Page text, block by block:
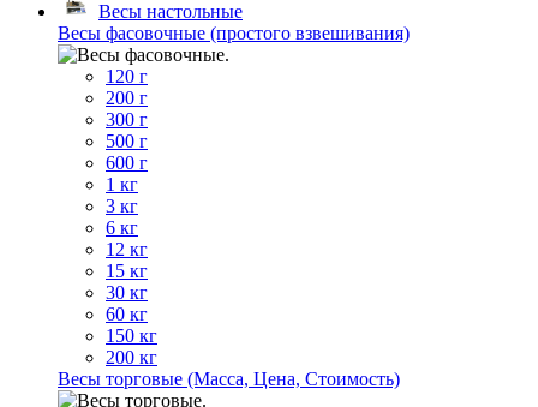
Весы настольные
Весы фасовочные (простого взвешивания)
120 г
200 г
300 г
500 г
600 г
1 кг
3 кг
6 кг
12 кг
15 кг
30 кг
60 кг
150 кг
200 кг
Весы торговые (Масса, Цена, Стоимость)